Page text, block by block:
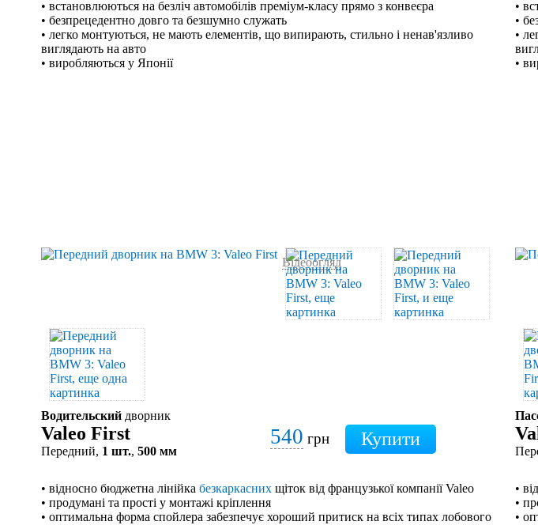
• встановлюються на безліч автомобілів преміум-класу прямо з конвеєра
• безпрецедентно довго та безшумно служать
• легко монтуються, не мають елементів, що випирають, стильно і ненав'язливо
виглядають на авто
• виробляються у Японії
•
•
•
•
Відеоогляд
Водительский дворник
Valeo First
Передний, 1 шт., 500 мм
540 грн
• відносно бюджетна лінійка безкаркасних щіток від французької компанії Valeo
• продумані та прості у монтажі кріплення
• оптимальна форма спойлера забезпечує хороший притиск на всіх типах лобового
•
•
•